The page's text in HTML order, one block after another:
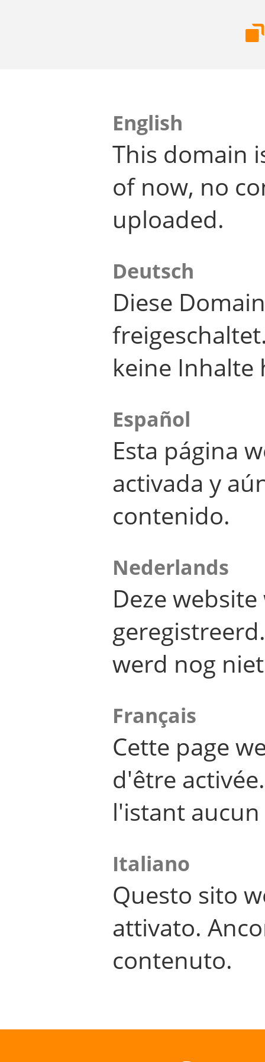
English
This domain
of now, no
uploaded.
Deutsch
Diese
keine Inhalte
Español
Esta página
activada y
contenido.
Nederlands
Deze
werd nog
Français
Cette page
d'être
l'istant
Italiano
Questo sito
attivato.
contenuto.